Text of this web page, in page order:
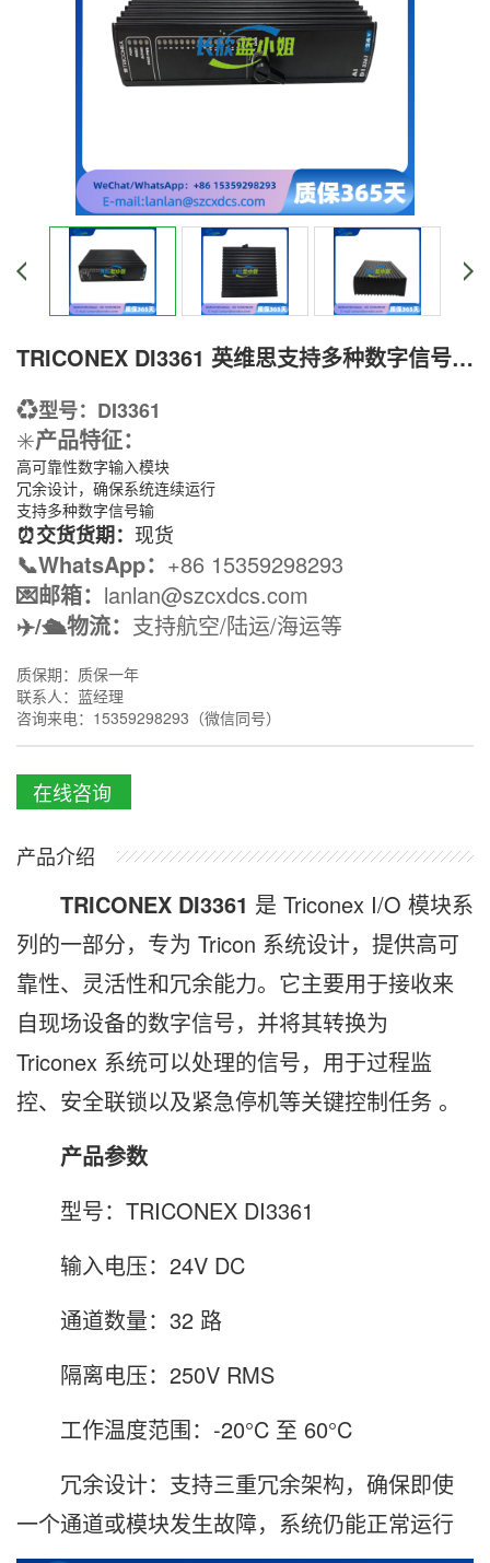
TRICONEX DI3361 英维思支持多种数字信号输入模块
♻️型号：DI3361
✳️产品特征：
高可靠性数字输入模块
冗余设计，确保系统连续运行
支持多种数字信号输
⏰交货货期： 现货
📞WhatsApp： +86 15359298293
💌邮箱： lanlan@szcxdcs.com
✈️/🛳️物流： 支持航空/陆运/海运等
质保期：质保一年
联系人：蓝经理
咨询来电：15359298293（微信同号）
在线咨询
产品介绍
TRICONEX DI3361 是 Triconex I/O 模块系
列的一部分，专为 Tricon 系统设计，提供高可
靠性、灵活性和冗余能力。它主要用于接收来
自现场设备的数字信号，并将其转换为
Triconex 系统可以处理的信号，用于过程监
控、安全联锁以及紧急停机等关键控制任务 。
产品参数
型号：TRICONEX DI3361
输入电压：24V DC
通道数量：32 路
隔离电压：250V RMS
工作温度范围：-20°C 至 60°C
冗余设计：支持三重冗余架构，确保即使
一个通道或模块发生故障，系统仍能正常运行